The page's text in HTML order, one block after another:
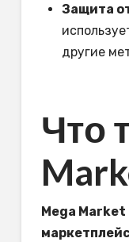
Защита
другие
Что
Mega Market